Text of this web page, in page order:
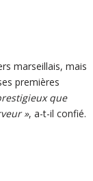
marseillais, mais
premières
que
», a-t-il confié.